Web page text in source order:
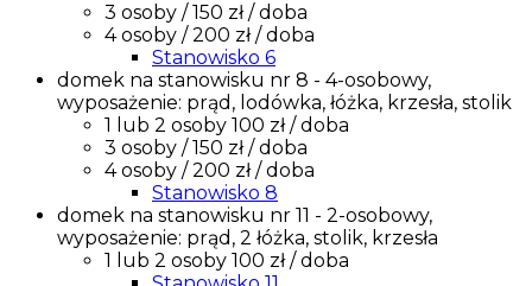
3 osoby / 150 zł / doba
4 osoby / 200 zł / doba
Stanowisko 6
domek na stanowisku nr 8 - 4-osobowy,
wyposażenie: prąd, lodówka, łóżka, krzesła, stolik
1 lub 2 osoby 100 zł / doba
3 osoby / 150 zł / doba
4 osoby / 200 zł / doba
Stanowisko 8
domek na stanowisku nr 11 - 2-osobowy,
wyposażenie: prąd, 2 łóżka, stolik, krzesła
1 lub 2 osoby 100 zł / doba